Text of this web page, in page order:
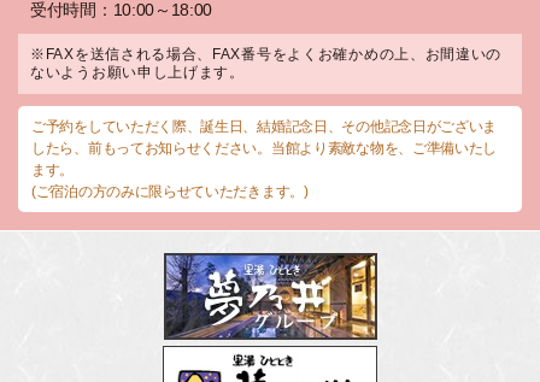
受付時間：10:00～18:00
※FAXを送信される場合、FAX番号をよくお確かめの上、お間違いの
ないようお願い申し上げます。
ご予約をしていただく際、誕生日、結婚記念日、その他記念日がございま
したら、前もってお知らせください。当館より素敵な物を、ご準備いたし
ます。
(ご宿泊の方のみに限らせていただきます。)